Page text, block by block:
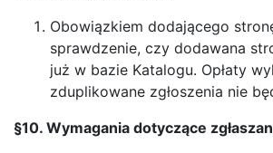
Obowiązkiem dodającego
sprawdzenie, czy dodawana
już w bazie Katalogu. Opłaty
zduplikowane zgłoszenia nie
§10. Wymagania dotyczące